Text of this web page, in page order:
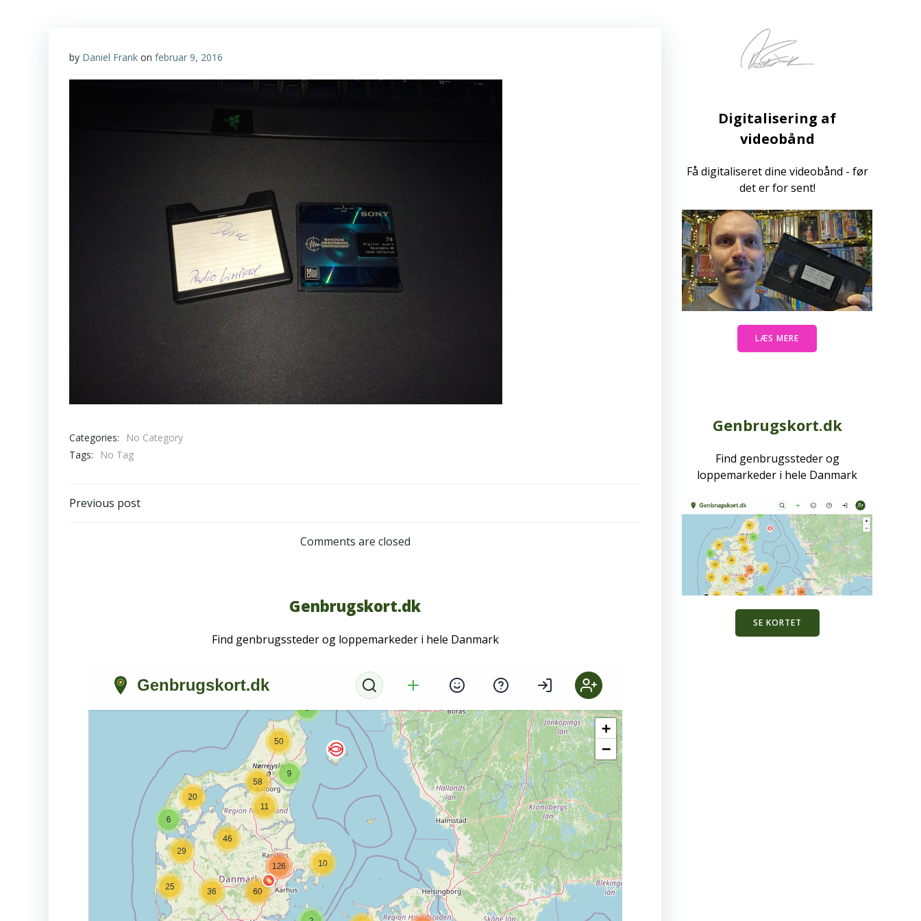
by Daniel Frank on februar 9, 2016
Categories:
No Category
Tags:
No Tag
Post
Previous post
Comments are closed
Genbrugskort.dk
Find genbrugssteder og loppemarkeder i hele Danmark
Digitalisering af
videobånd
Få digitaliseret dine videobånd - før
det er for sent!
LÆS MERE
Genbrugskort.dk
Find genbrugssteder og
loppemarkeder i hele Danmark
SE KORTET